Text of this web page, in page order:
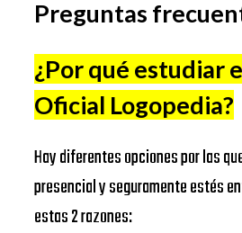
Universidad
Complutense
de Madrid
Universitat
de Barcelona
EADA
EAE
IESE
Preguntas
¿Por qué estudiar
Oficial Logopedia?
Hay diferentes opciones por las
presencial y seguramente estés
estas 2 razones: